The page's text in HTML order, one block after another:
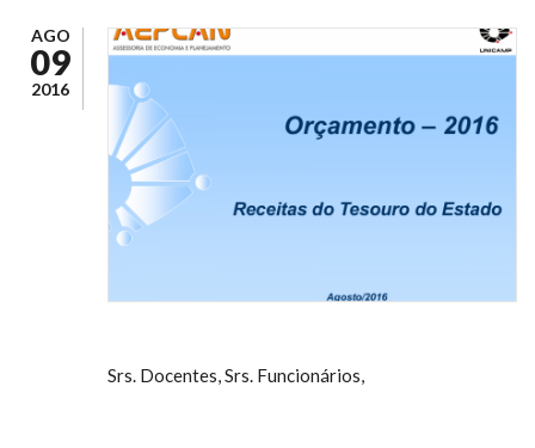
AGO
09
2016
Srs. Docentes, Srs. Funcionários,